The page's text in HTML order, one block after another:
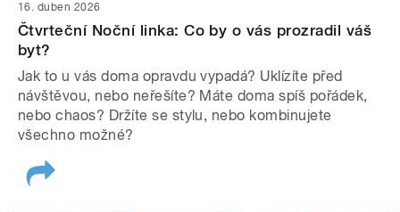
16. duben 2026
Čtvrteční Noční linka: Co by o vás prozradil váš
byt?
Jak to u vás doma opravdu vypadá? Uklízíte před
návštěvou, nebo neřešíte? Máte doma spíš pořádek,
nebo chaos? Držíte se stylu, nebo kombinujete
všechno možné?